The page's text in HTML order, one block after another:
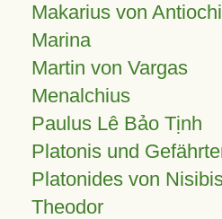
Makarius von
Marina
Martin von Vargas
Menalchius
Paulus Lê Bảo Tịnh
Platonis und
Platonides von
Theodor